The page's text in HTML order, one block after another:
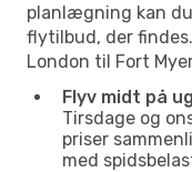
planlægning kan
flytilbud, der
London til Fort
Flyv midt på
Tirsdage og
priser
med